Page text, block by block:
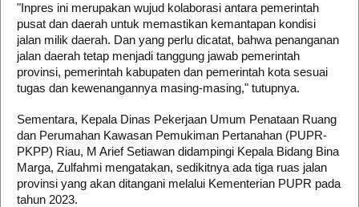
"Inpres ini merupakan wujud kolaborasi antara pemerintah
pusat dan daerah untuk memastikan kemantapan kondisi
jalan milik daerah. Dan yang perlu dicatat, bahwa penanganan
jalan daerah tetap menjadi tanggung jawab pemerintah
provinsi, pemerintah kabupaten dan pemerintah kota sesuai
tugas dan kewenangannya masing-masing," tutupnya.
Sementara, Kepala Dinas Pekerjaan Umum Penataan Ruang
dan Perumahan Kawasan Pemukiman Pertanahan (PUPR-
PKPP) Riau, M Arief Setiawan didampingi Kepala Bidang Bina
Marga, Zulfahmi mengatakan, sedikitnya ada tiga ruas jalan
provinsi yang akan ditangani melalui Kementerian PUPR pada
tahun 2023.